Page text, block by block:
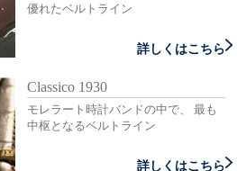
優れたベルトライン
詳しくはこちら
Classico 1930
モレラート時計バンドの中で、 最も
中枢となるベルトライン
詳しくはこちら